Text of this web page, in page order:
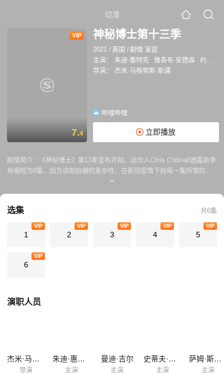
动漫
VIP
7.4
神秘博士第十三季
2021 / 英国 /剧情 家庭
主演：
朱迪·惠特克 雅各布·安德森
约翰·毕晓普
导演：
杰米·马格努斯·斯通
哔哩哔哩
立即播放
剧情简介 :
《神秘博士》第13季宣布开拍。运作人Chris Chibnall透露新季
将缩短为8集，因为该剧拍摄的复杂性，在新冠疫情下拍每一集所需的时
间延长了，“不过《神秘博士》的雄心、幽默、乐趣和惊吓是不会少的。如
选集 共6集
1
VIP
2
VIP
3
VIP
4
VIP
5
VIP
6
VIP
演职人员
杰米·马格努斯·斯通
导演
朱迪·惠特克
主演
曼迪·吉尔
主演
史蒂夫·奥拉姆
主演
萨姆·斯普卢尔
主演